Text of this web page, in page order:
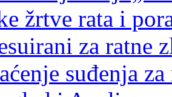
žrtve rata i
za ratne
suđenja